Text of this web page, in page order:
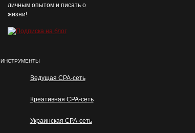
личным опытом и писать о
жизни!
ИНСТРУМЕНТЫ
Ведущая CPA-сеть
Креативная CPA-сеть
Украинская CPA-сеть